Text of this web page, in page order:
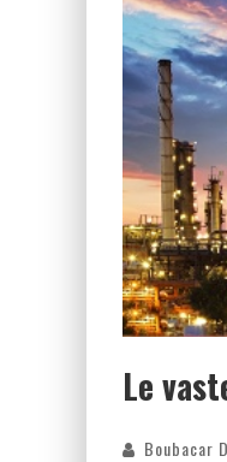
Le
Boubacar